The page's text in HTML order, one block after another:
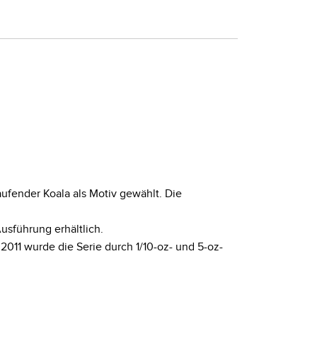
Koala als Motiv gewählt. Die
erhältlich.
wurde die Serie durch 1/10-oz- und 5-oz-